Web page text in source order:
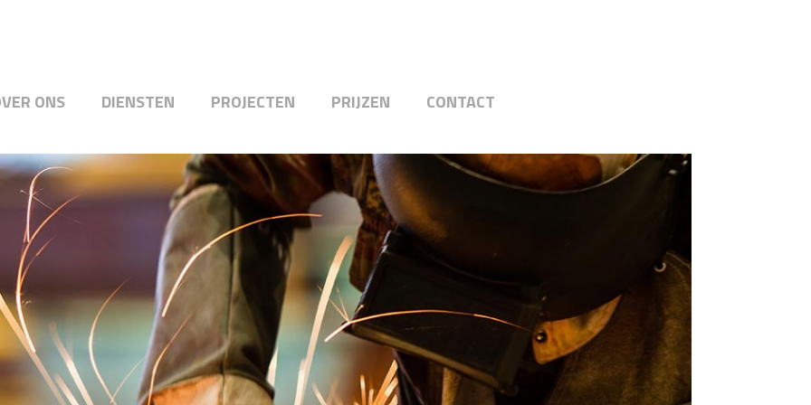
ONS DIENSTEN PROJECTEN PRIJZEN CONTACT